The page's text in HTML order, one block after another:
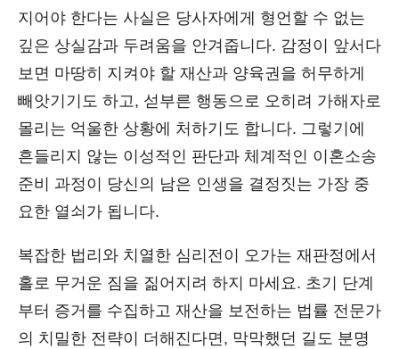
지어야 한다는 사실은 당사자에게 형언할 수 없는
깊은 상실감과 두려움을 안겨줍니다. 감정이 앞서다
보면 마땅히 지켜야 할 재산과 양육권을 허무하게
빼앗기기도 하고, 섣부른 행동으로 오히려 가해자로
몰리는 억울한 상황에 처하기도 합니다. 그렇기에
흔들리지 않는 이성적인 판단과 체계적인 이혼소송
준비 과정이 당신의 남은 인생을 결정짓는 가장 중
요한 열쇠가 됩니다.
복잡한 법리와 치열한 심리전이 오가는 재판정에서
홀로 무거운 짐을 짊어지려 하지 마세요. 초기 단계
부터 증거를 수집하고 재산을 보전하는 법률 전문가
의 치밀한 전략이 더해진다면, 막막했던 길도 분명